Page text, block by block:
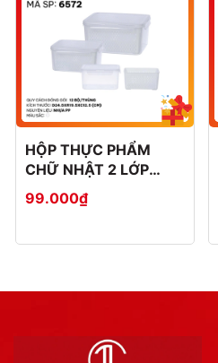
HỘP THỰC PHẨM
CHỮ NHẬT 2 LỚP
THÁI BỘ 3 HOKORI
6572
99.000₫